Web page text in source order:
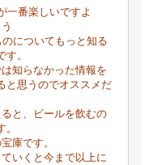
一番楽しいですよ
についてもっと知る
。
知らなかった情報を
と思うのでオススメだ
と、ビールを飲むの
庫です。
いくと今まで以上に